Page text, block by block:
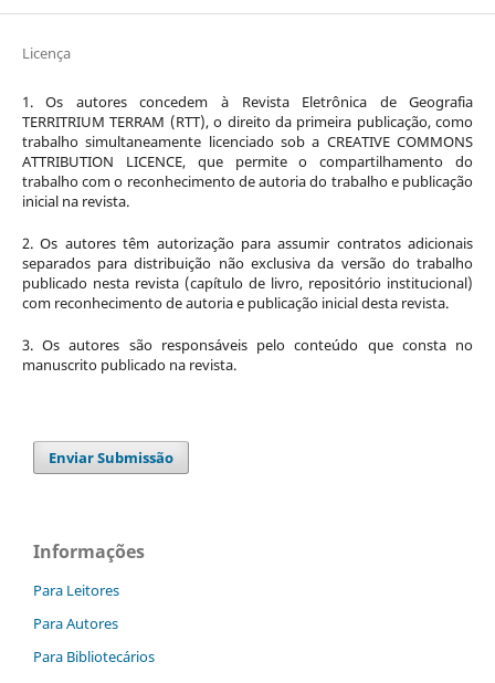
Licença
1. Os autores concedem à Revista Eletrônica de Geografia
TERRITRIUM TERRAM (RTT), o direito da primeira publicação, como
trabalho simultaneamente licenciado sob a CREATIVE COMMONS
ATTRIBUTION LICENCE, que permite o compartilhamento do
trabalho com o reconhecimento de autoria do trabalho e publicação
inicial na revista.
2. Os autores têm autorização para assumir contratos adicionais
separados para distribuição não exclusiva da versão do trabalho
publicado nesta revista (capítulo de livro, repositório institucional)
com reconhecimento de autoria e publicação inicial desta revista.
3. Os autores são responsáveis pelo conteúdo que consta no
manuscrito publicado na revista.
Enviar Submissão
Informações
Para Leitores
Para Autores
Para Bibliotecários